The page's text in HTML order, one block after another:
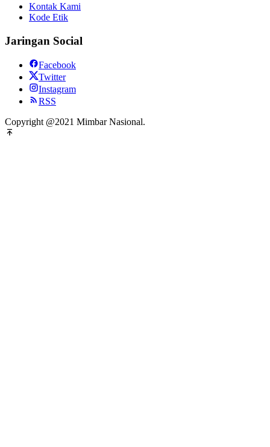
Kontak Kami
Kode Etik
Jaringan Social
Facebook
Twitter
Instagram
RSS
Copyright @2021 Mimbar Nasional.